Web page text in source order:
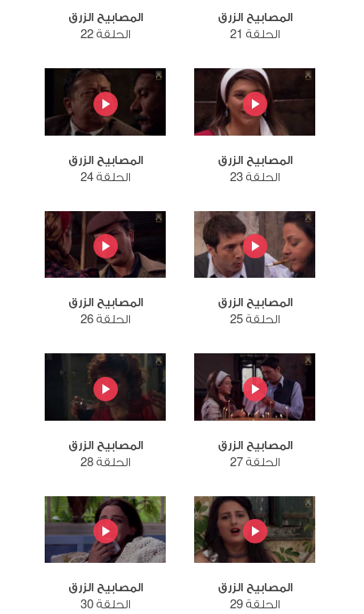
المصابيح الزرق
الحلقة 21
المصابيح الزرق
الحلقة 22
المصابيح الزرق
الحلقة 23
المصابيح الزرق
الحلقة 24
المصابيح الزرق
الحلقة 25
المصابيح الزرق
الحلقة 26
المصابيح الزرق
الحلقة 27
المصابيح الزرق
الحلقة 28
المصابيح الزرق
الحلقة 29
المصابيح الزرق
الحلقة 30